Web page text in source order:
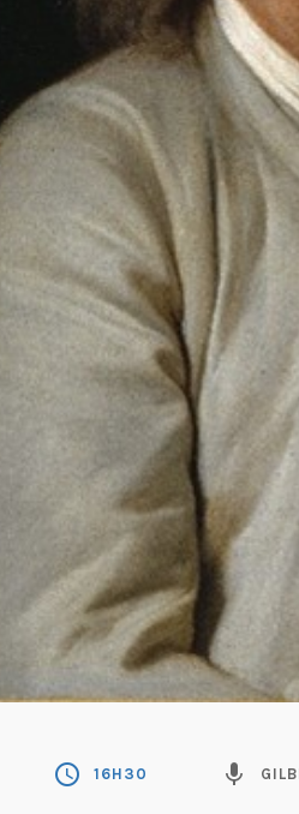
schedule 16H30 mic